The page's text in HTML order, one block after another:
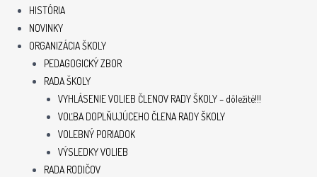
HISTÓRIA
NOVINKY
ORGANIZÁCIA ŠKOLY
PEDAGOGICKÝ ZBOR
RADA ŠKOLY
VYHLÁSENIE VOLIEB ČLENOV RADY ŠKOLY – dôležité!!!
VOĽBA DOPLŇUJÚCEHO ČLENA RADY ŠKOLY
VOLEBNÝ PORIADOK
VÝSLEDKY VOLIEB
RADA RODIČOV